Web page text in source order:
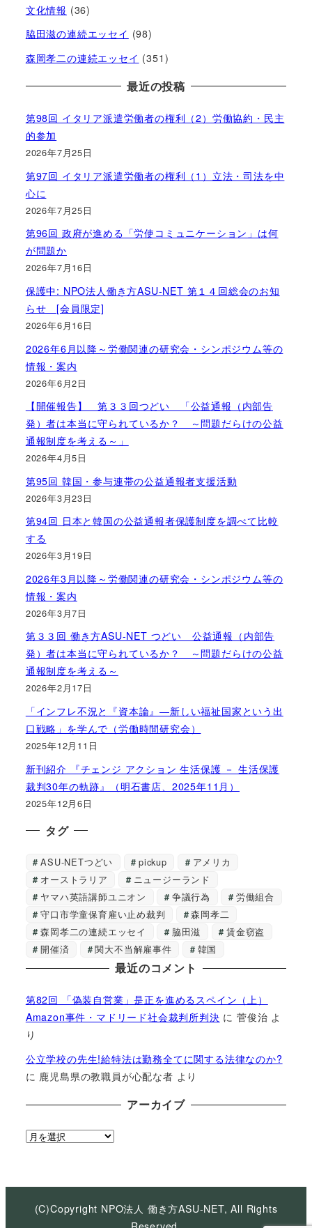
文化情報 (36)
脇田滋の連続エッセイ (98)
森岡孝二の連続エッセイ (351)
最近の投稿
第98回 イタリア派遣労働者の権利（2）労働協約・民主
的参加
2026年7月25日
第97回 イタリア派遣労働者の権利（1）立法・司法を中
心に
2026年7月25日
第96回 政府が進める「労使コミュニケーション」は何
が問題か
2026年7月16日
保護中: NPO法人働き方ASU-NET 第１４回総会のお知
らせ [会員限定]
2026年6月16日
2026年6月以降～労働関連の研究会・シンポジウム等の
情報・案内
2026年6月2日
【開催報告】 第３３回つどい 「公益通報（内部告
発）者は本当に守られているか？ ～問題だらけの公益
通報制度を考える～」
2026年4月5日
第95回 韓国・参与連帯の公益通報者支援活動
2026年3月23日
第94回 日本と韓国の公益通報者保護制度を調べて比較
する
2026年3月19日
2026年3月以降～労働関連の研究会・シンポジウム等の
情報・案内
2026年3月7日
第３３回 働き方ASU-NET つどい 公益通報（内部告
発）者は本当に守られているか？ ～問題だらけの公益
通報制度を考える～
2026年2月17日
「インフレ不況と『資本論』―新しい福祉国家という出
口戦略」を学んで（労働時間研究会）
2025年12月11日
新刊紹介 『チェンジ アクション 生活保護 － 生活保護
裁判30年の軌跡』（明石書店、2025年11月）
2025年12月6日
タグ
ASU-NETつどい pickup
アメリカ
オーストラリア
ニュージーランド
ヤマハ英語講師ユニオン
争議行為
労働組合
守口市学童保育雇い止め裁判
森岡孝二
森岡孝二の連続エッセイ
脇田滋
賃金窃盗
開催済
関大不当解雇事件 韓国
最近のコメント
第82回 「偽装自営業」是正を進めるスペイン（上）
Amazon事件・マドリード社会裁判所判決 に菅俊治 よ
り
公立学校の先生!給特法は勤務全てに関する法律なのか?
に 鹿児島県の教職員が心配な者 より
アーカイブ
ア
イ
(C)Copyright NPO法人 働き方ASU-NET, All Rights